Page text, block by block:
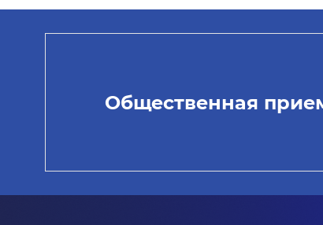
Общественная